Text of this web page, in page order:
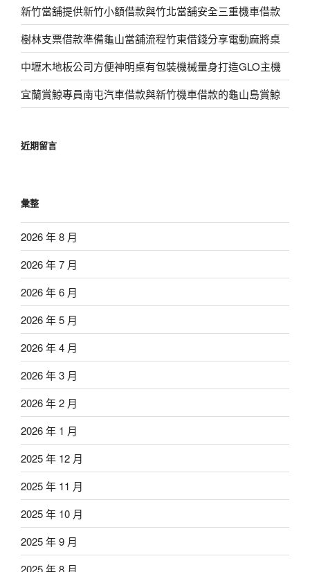
新竹當舖提供新竹小額借款與竹北當舖安全三重機車借款
樹林支票借款準備龜山當舖流程竹東借錢分享電動麻將桌
中壢木地板公司方便神明桌有包裝機械量身打造GLO主機
宜蘭賞鯨專員南屯汽車借款與新竹機車借款的龜山島賞鯨
近期留言
彙整
2026 年 8 月
2026 年 7 月
2026 年 6 月
2026 年 5 月
2026 年 4 月
2026 年 3 月
2026 年 2 月
2026 年 1 月
2025 年 12 月
2025 年 11 月
2025 年 10 月
2025 年 9 月
2025 年 8 月